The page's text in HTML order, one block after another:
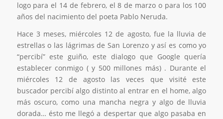
logo para el 14 de febrero, el 8 de marzo o para los 100
años del nacimiento del poeta Pablo Neruda.
Hace 3 meses, miércoles 12 de agosto, fue la lluvia de
estrellas o las lágrimas de San Lorenzo y así es como yo
“percibí” este guiño, este dialogo que Google quería
establecer conmigo ( y 500 millones más) . Durante el
miércoles 12 de agosto las veces que visité este
buscador percibí algo distinto al entrar en el home, algo
más oscuro, como una mancha negra y algo de lluvia
dorada… ésto me llegó a despertar que algo pasaba en